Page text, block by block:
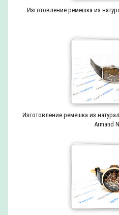
Изготовление ремешка из
Изготовление ремешка из
Armand